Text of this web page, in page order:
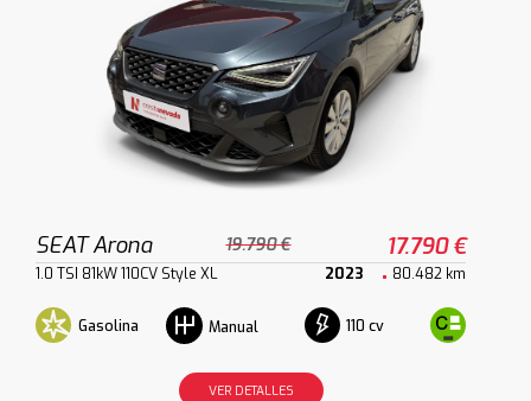
SEAT Arona 19.790 € 17.790 €
1.0 TSI 81kW 110CV Style XL 2023 80.482 km
Gasolina Manual 110 cv
VER DETALLES